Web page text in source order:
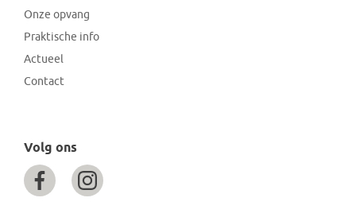
Onze opvang
Praktische info
Actueel
Contact
Volg ons